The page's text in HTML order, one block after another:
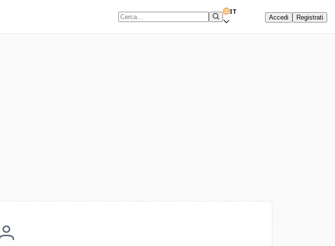
Termine di ricerca
IT
Accedi Registrati